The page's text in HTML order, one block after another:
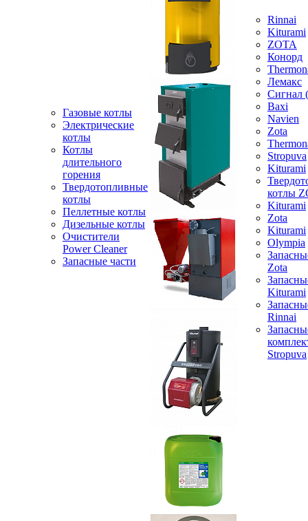
Газовые котлы
Электрические
котлы
Котлы
длительного
горения
Твердотопливные
котлы
Пеллетные котлы
Дизельные котлы
Очистители
Power Cleaner
Запасные части
Rinnai
Kiturami
ZOTA
Конорд
Лемакс
Baxi
Navien
Zota
Stropuva
Kiturami
котлы
Kiturami
Zota
Kiturami
Olympia
Zota
Kiturami
Rinnai
Stropuva